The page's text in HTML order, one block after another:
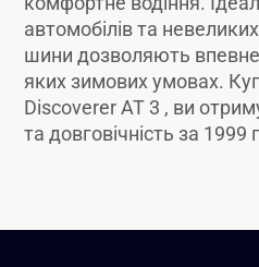
автомобілів та
шини дозволяють
яких зимових умовах.
Discoverer AT 3 , ви
та довговічність за